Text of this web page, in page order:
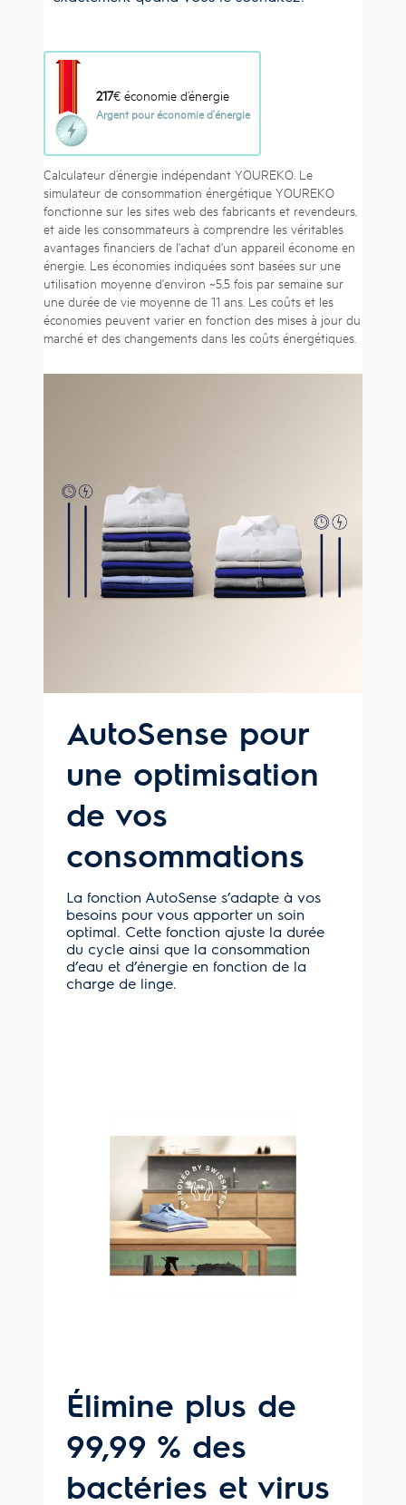
217€ économie d’énergie
Argent pour économie d’énergie
Calculateur d’énergie indépendant YOUREKO. Le
simulateur de consommation énergétique YOUREKO
fonctionne sur les sites web des fabricants et revendeurs,
et aide les consommateurs à comprendre les véritables
avantages financiers de l'achat d'un appareil économe en
énergie. Les économies indiquées sont basées sur une
utilisation moyenne d'environ ~5,5 fois par semaine sur
une durée de vie moyenne de 11 ans. Les coûts et les
économies peuvent varier en fonction des mises à jour du
marché et des changements dans les coûts énergétiques.
AutoSense pour
une optimisation
de vos
consommations
La fonction AutoSense s’adapte à vos
besoins pour vous apporter un soin
optimal. Cette fonction ajuste la durée
du cycle ainsi que la consommation
d’eau et d’énergie en fonction de la
charge de linge.
Élimine plus de
99,99 % des
bactéries et virus